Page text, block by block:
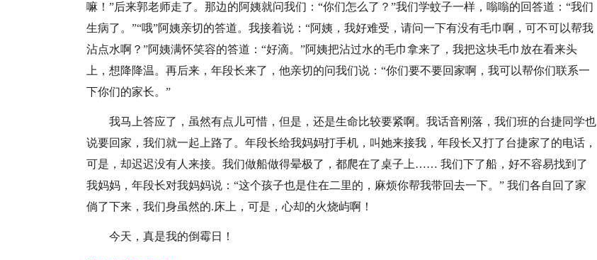
嘛！”后来郭老师走了。那边的阿姨就问我们：“你们怎么了？”我们学蚊子一样，嗡嗡的回答道：“我们
生病了。”“哦”阿姨亲切的答道。我接着说：“阿姨，我好难受，请问一下有没有毛巾啊，可不可以帮我
沾点水啊？”阿姨满怀笑容的答道：“好滴。”阿姨把沾过水的毛巾拿来了，我把这块毛巾放在看来头
上，想降降温。再后来，年段长来了，他亲切的问我们说：“你们要不要回家啊，我可以帮你们联系一
下你们的家长。”
我马上答应了，虽然有点儿可惜，但是，还是生命比较要紧啊。我话音刚落，我们班的台捷同学也
说要回家，我们就一起上路了。年段长给我妈妈打手机，叫她来接我，年段长又打了台捷家了的电话，
可是，却迟迟没有人来接。我们做船做得晕极了，都爬在了桌子上…… 我们下了船，好不容易找到了
我妈妈，年段长对我妈妈说：“这个孩子也是住在二里的，麻烦你帮我带回去一下。” 我们各自回了家
倘了下来，我们身虽然的.床上，可是，心却的火烧屿啊！
今天，真是我的倒霉日！